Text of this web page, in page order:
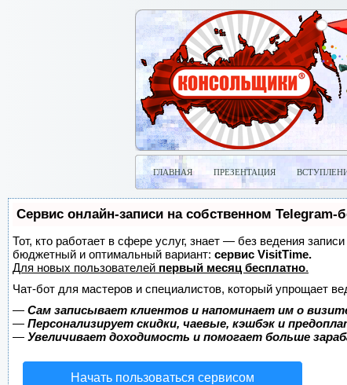
ГЛАВНАЯ ПРЕЗЕНТАЦИЯ
Сервис онлайн-записи на собственном Telegram-
Тот, кто работает в сфере услуг, знает — без ведения
бюджетный и оптимальный вариант: сервис VisitTime.
Для новых пользователей первый месяц бесплатно.
Чат-бот для мастеров и специалистов, который упрощает
— Сам записывает клиентов и напоминает им о
— Персонализирует скидки, чаевые, кэшбэк и
— Увеличивает доходимость и помогает больше
Начать пользоваться сервисом